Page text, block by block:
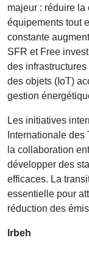
majeur : réduire
équipements tout
constante
SFR et Free
des infrastructures
des objets (IoT)
gestion
Les initiatives
Internationale
la collaboration
développer des
efficaces. La
essentielle pour
réduction des
lrbeh